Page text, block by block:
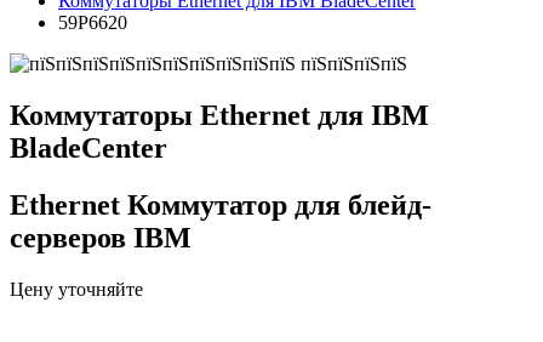
59P6620
Коммутаторы Ethernet для IBM
BladeCenter
Ethernet Коммутатор для блейд-
серверов IBM
Цену уточняйте